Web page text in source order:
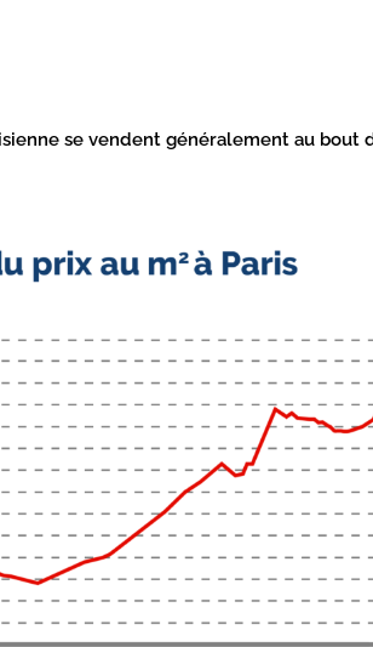
se vendent généralement au bout